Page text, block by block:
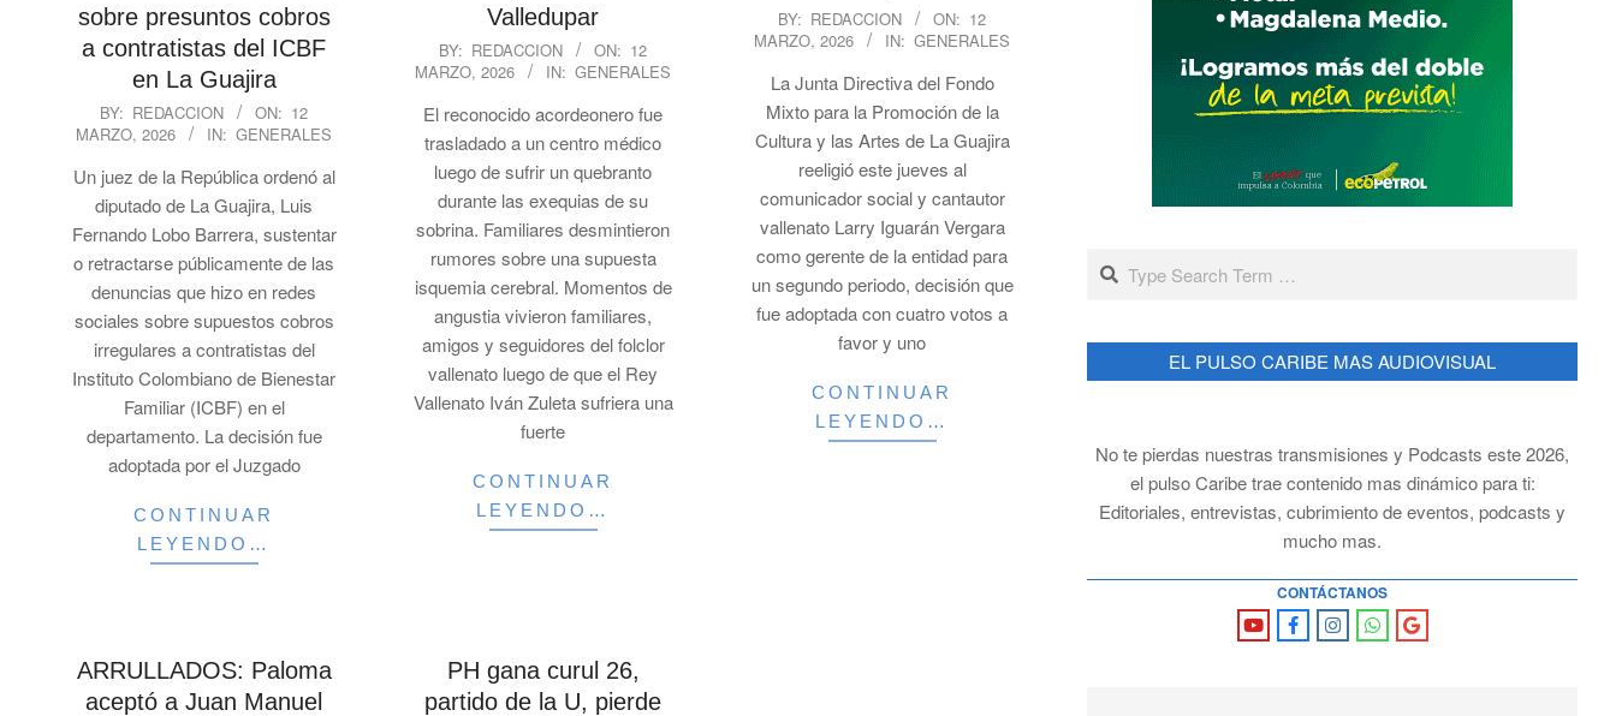
sobre presuntos cobros
a contratistas del ICBF
en La Guajira
2026-
03-
12
BY: REDACCION ON: 12
MARZO, 2026
IN: GENERALES
Un juez de la República ordenó al
diputado de La Guajira, Luis
Fernando Lobo Barrera, sustentar
o retractarse públicamente de las
denuncias que hizo en redes
sociales sobre supuestos cobros
irregulares a contratistas del
Instituto Colombiano de Bienestar
Familiar (ICBF) en el
departamento. La decisión fue
adoptada por el Juzgado
CONTINUAR
LEYENDO…
Valledupar
2026-
03-
12
BY: REDACCION ON: 12
MARZO, 2026
IN: GENERALES
El reconocido acordeonero fue
trasladado a un centro médico
luego de sufrir un quebranto
durante las exequias de su
sobrina. Familiares desmintieron
rumores sobre una supuesta
isquemia cerebral. Momentos de
angustia vivieron familiares,
amigos y seguidores del folclor
vallenato luego de que el Rey
Vallenato Iván Zuleta sufriera una
fuerte
CONTINUAR
LEYENDO…
2026-
03-
BY: REDACCION ON: 12
MARZO, 2026
IN: GENERALES
La Junta Directiva del Fondo
Mixto para la Promoción de la
Cultura y las Artes de La Guajira
reeligió este jueves al
comunicador social y cantautor
vallenato Larry Iguarán Vergara
como gerente de la entidad para
un segundo periodo, decisión que
fue adoptada con cuatro votos a
favor y uno
CONTINUAR
LEYENDO…
ARRULLADOS: Paloma
aceptó a Juan Manuel
PH gana curul 26,
partido de la U, pierde
Search
EL PULSO CARIBE MAS AUDIOVISUAL
No te pierdas nuestras transmisiones y Podcasts este 2026,
el pulso Caribe trae contenido mas dinámico para ti:
Editoriales, entrevistas, cubrimiento de eventos, podcasts y
mucho mas.
CONTÁCTANOS